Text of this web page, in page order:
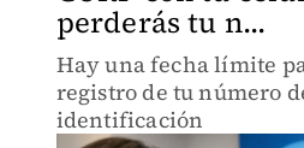
perderás tu n...
Hay una fecha límite
registro de tu número
identificación